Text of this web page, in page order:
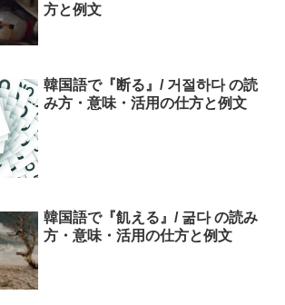
方と例文
韓国語で『断る』/ 거절하다 の読
み方・意味・活用の仕方と例文
韓国語で『飢える』/ 굶다 の読み
方・意味・活用の仕方と例文